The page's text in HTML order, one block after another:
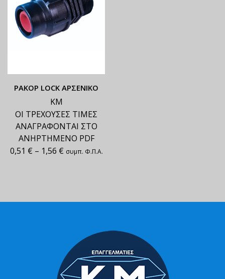
ΡΑΚΟΡ LOCK ΑΡΣΕΝΙΚΟ
ΚΜ
ΟΙ ΤΡΕΧΟΥΣΕΣ ΤΙΜΕΣ
ΑΝΑΓΡΑΦΟΝΤΑΙ ΣΤΟ
ΑΝΗΡΤΗΜΕΝΟ PDF
0,51 € – 1,56 € συμπ. Φ.Π.Α.